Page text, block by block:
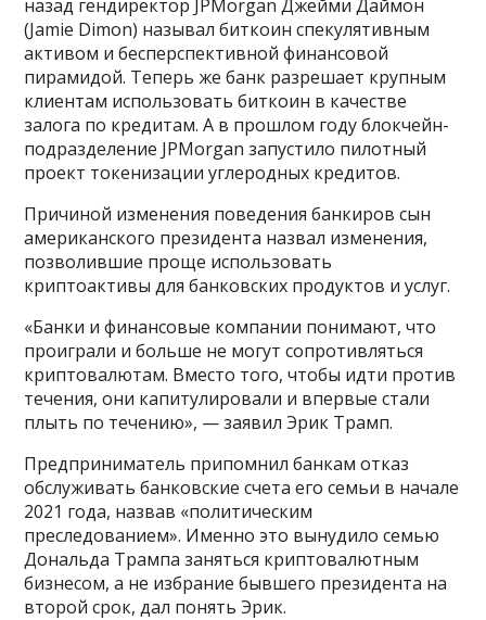
назад гендиректор JPMorgan Джейми Даймон
(Jamie Dimon) называл биткоин спекулятивным
активом и бесперспективной финансовой
пирамидой. Теперь же банк разрешает крупным
клиентам использовать биткоин в качестве
залога по кредитам. А в прошлом году блокчейн-
подразделение JPMorgan запустило пилотный
проект токенизации углеродных кредитов.
Причиной изменения поведения банкиров сын
американского президента назвал изменения,
позволившие проще использовать
криптоактивы для банковских продуктов и услуг.
«Банки и финансовые компании понимают, что
проиграли и больше не могут сопротивляться
криптовалютам. Вместо того, чтобы идти против
течения, они капитулировали и впервые стали
плыть по течению», — заявил Эрик Трамп.
Предприниматель припомнил банкам отказ
обслуживать банковские счета его семьи в начале
2021 года, назвав «политическим
преследованием». Именно это вынудило семью
Дональда Трампа заняться криптовалютным
бизнесом, а не избрание бывшего президента на
второй срок, дал понять Эрик.